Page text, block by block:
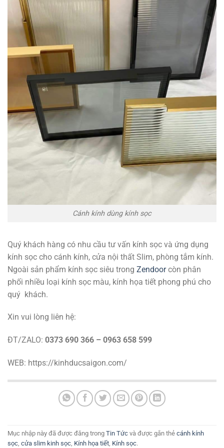
Cánh kính dùng kính sọc
Quý khách hàng có nhu cầu tư vấn kính sọc và ứng dụng
kính sọc cho cánh kính, cửa nội thất Slim, phòng tắm kính.
Ngoài sản phẩm kính sọc siêu trong Zendoorcòn phân
phối nhiều loại kính sọc màu, kính họa tiết phong phú cho
quý khách.
Xin vui lòng liên hệ:
ĐT/ZALO: 0373 690 366 – 0963 658 599
WEB: https://kinhducsaigon.com/
Mục nhập này đã được đăng trong Tin Tức và được gắn thẻ cánh kính
sọc, cửa slim kinh sọc, Kính họa tiết, Kính sọc.